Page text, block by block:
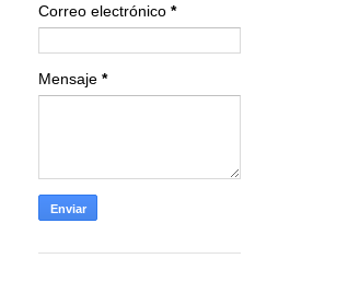
Correo electrónico *
Mensaje *